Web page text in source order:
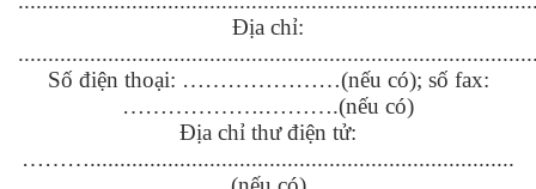
Địa chỉ:
Số điện thoại: …………………(nếu có); số fax:
……………….……….(nếu có)
Địa chỉ thư điện tử:
……….......................................................................